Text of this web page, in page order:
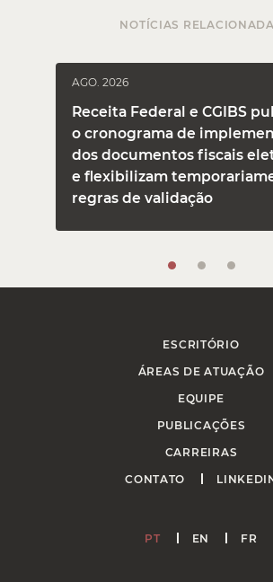
NOTÍCIAS
AGO. 2026
Receita Federal e CGIBS
o cronograma de
dos documentos fiscais
e flexibilizam
regras de validação
ESCRITÓRIO
ÁREAS DE ATUAÇÃO
EQUIPE
PUBLICAÇÕES
CARREIRAS
CONTATO
PT EN FR